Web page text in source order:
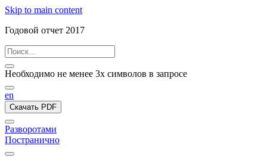
Skip to main content
Годовой отчет 2017
Необходимо не менее 3х символов в запросе
en
Скачать PDF
Разворотами
Постранично